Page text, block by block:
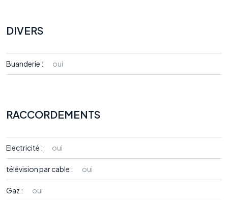
DIVERS
Buanderie : oui
RACCORDEMENTS
Electricité : oui
télévision par cable : oui
Gaz : oui